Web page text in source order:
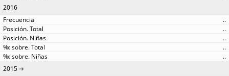
2016
..
..
..
..
..
2015